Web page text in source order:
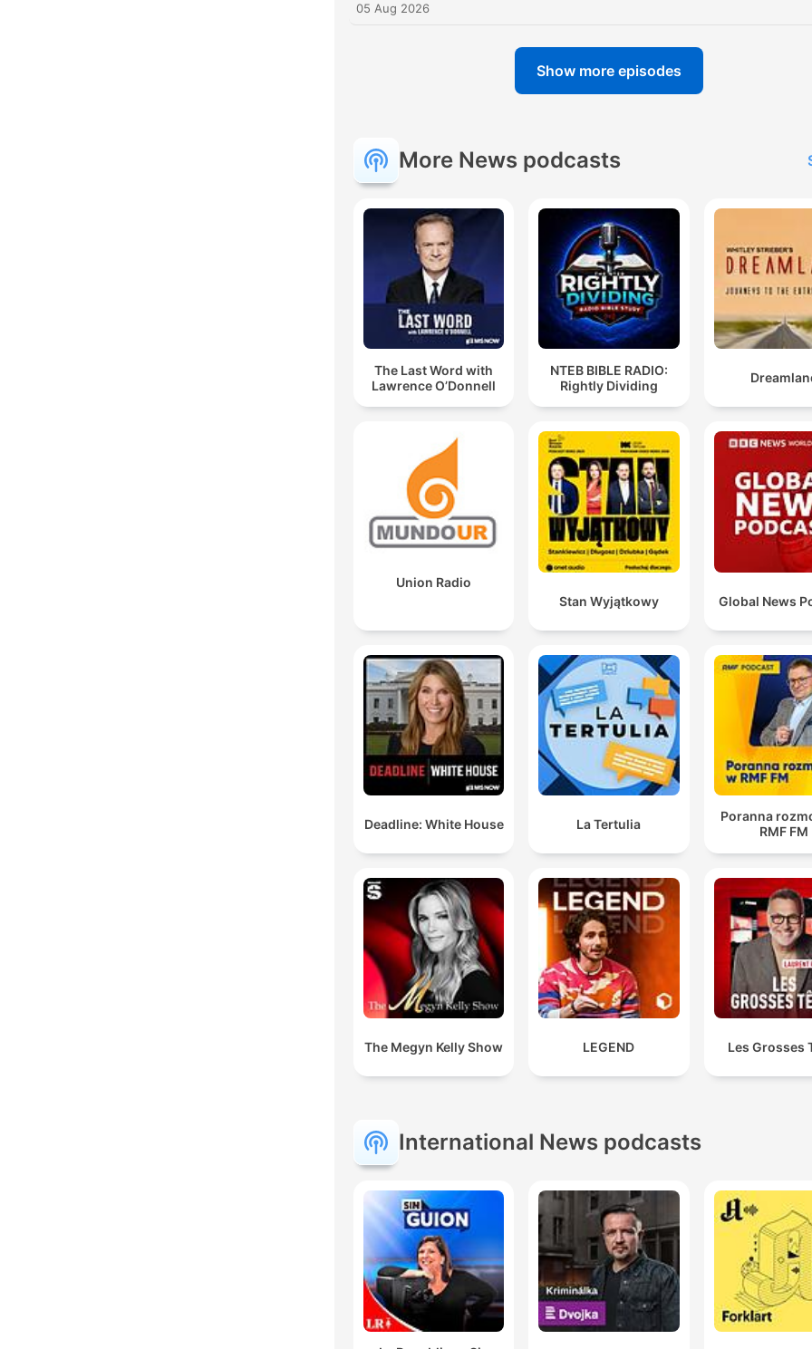
05 Aug 2026
Show more episodes
More News podcasts
The Last Word with
Lawrence O’Donnell
NTEB BIBLE RADIO:
Rightly Dividing
Union Radio
Stan Wyjątkowy
Global News
Deadline: White House La Tertulia
Poranna
RMF FM
The Megyn Kelly Show LEGEND Les Grosses
International News podcasts